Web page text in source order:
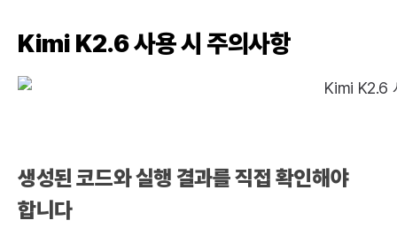
Kimi K2.6 사용 시 주의사항
생성된 코드와 실행 결과를 직접 확인해야
합니다